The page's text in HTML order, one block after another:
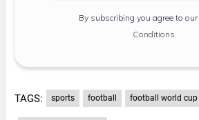
By subscribing you agree to our
Conditions
TAGS: sports football football world cup